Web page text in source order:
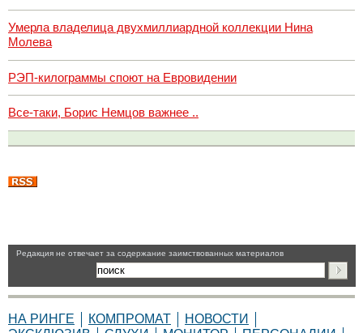
Умерла владелица двухмиллиардной коллекции Нина
Молева
РЭП-килограммы споют на Евровидении
Все-таки, Борис Немцов важнее ..
Pедакция не отвечает за содержание заимствованных материалов
НА РИНГЕ КОМПРОМАТ
НОВОСТИ